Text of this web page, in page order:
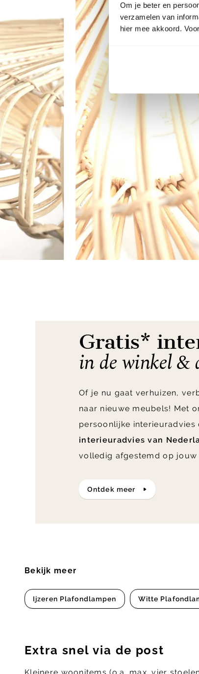
Om je beter en
verzamelen van
hier mee akkoord.
Gratis*
in de winkel &
Of je nu gaat verhuizen,
naar nieuwe meubels! Met
persoonlijke interieuradvies
interieuradvies van
volledig afgestemd op jouw
ontdek meer
Bekijk meer
Ijzeren Plafondlampen Witte
Extra snel via de post